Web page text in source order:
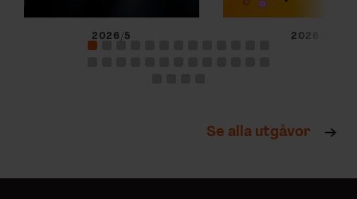
2026/5 2026/4
Se alla utgåvor